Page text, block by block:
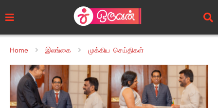
Home இலங்கை முக்கிய செய்திகள்